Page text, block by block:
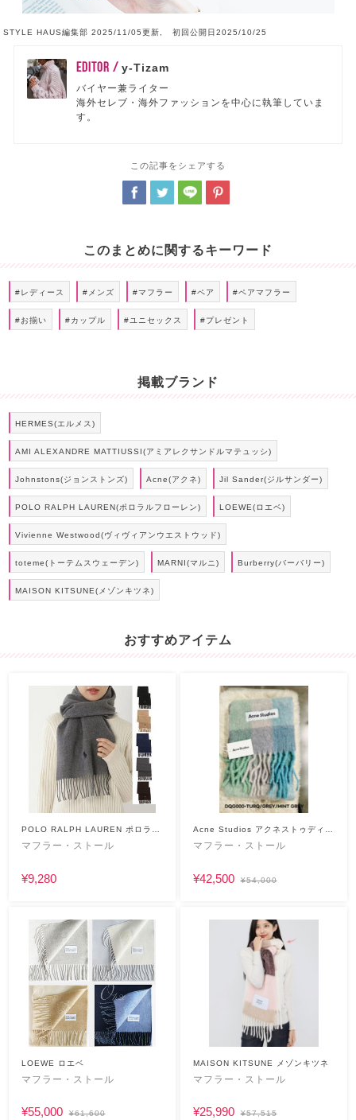
STYLE HAUS編集部 2025/11/05更新, 初回公開日2025/10/25
EDITOR /y-Tizam
バイヤー兼ライター
海外セレブ・海外ファッションを中心に執筆していま
す。
この記事をシェアする
このまとめに関するキーワード
#レディース #メンズ #マフラー #ペア #ペアマフラー
#お揃い #カップル #ユニセックス #プレゼント
掲載ブランド
HERMES(エルメス)
AMI ALEXANDRE MATTIUSSI(アミアレクサンドルマテュッシ)
Johnstons(ジョンストンズ) Acne(アクネ) Jil Sander(ジルサンダー)
POLO RALPH LAUREN(ポロラルフローレン) LOEWE(ロエベ)
Vivienne Westwood(ヴィヴィアンウエストウッド)
toteme(トーテムスウェーデン) MARNI(マルニ) Burberry(バーバリー)
MAISON KITSUNE(メゾンキツネ)
おすすめアイテム
POLO RALPH LAUREN ポロラル
フローレン
マフラー・ストール
¥9,280
Acne Studios アクネストゥディオ
ス
マフラー・ストール
¥42,500 ¥54,000
LOEWE ロエベ
マフラー・ストール
¥55,000 ¥61,600
MAISON KITSUNE メゾンキツネ
マフラー・ストール
¥25,990 ¥57,515